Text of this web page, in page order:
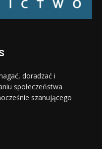
doradzać i
społeczeństwa
szanującego